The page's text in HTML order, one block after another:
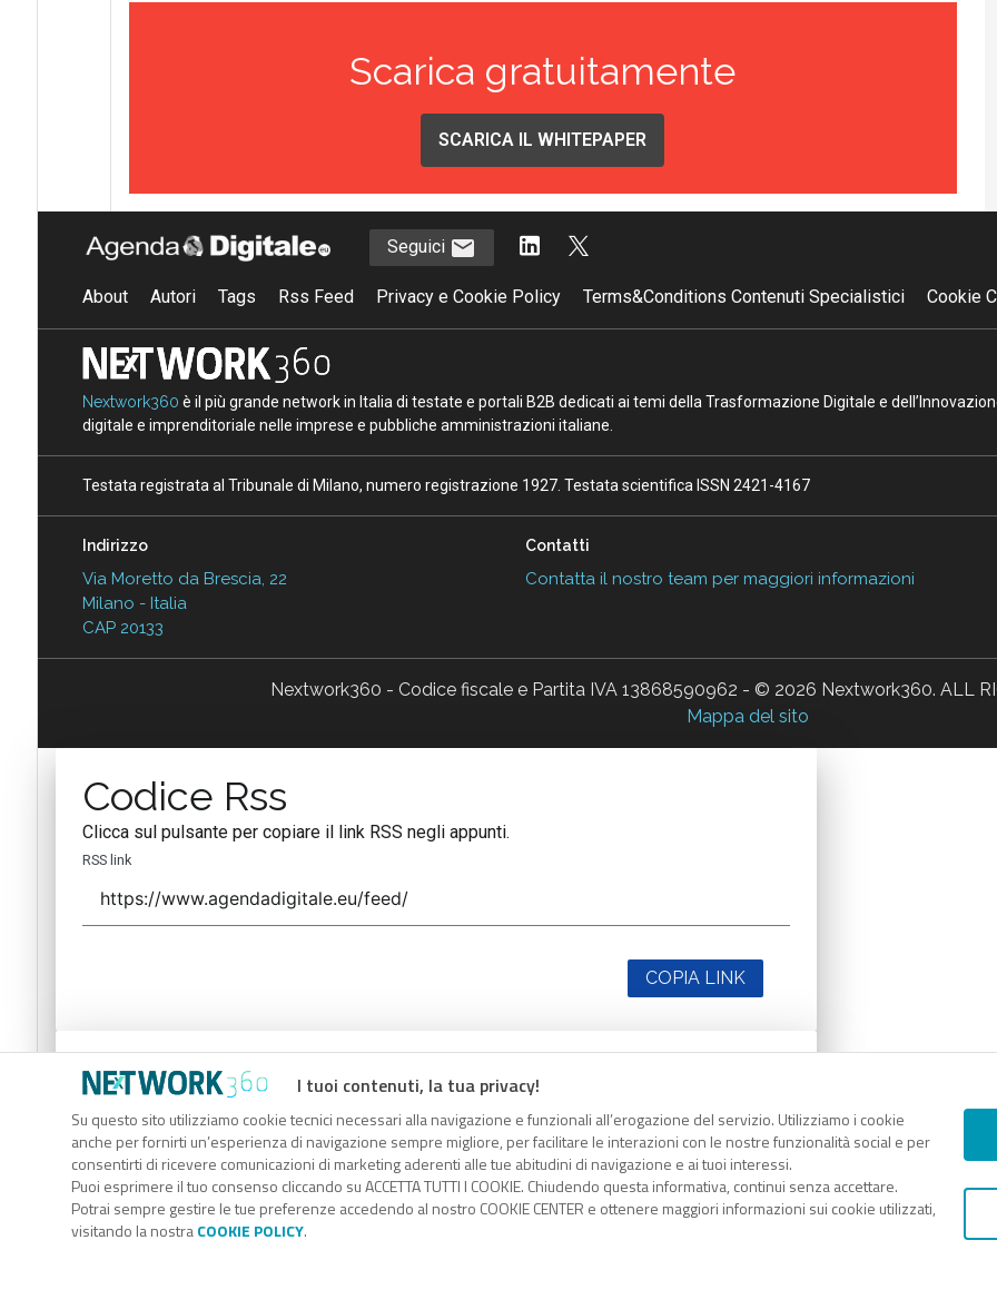
Scarica gratuitamente
SCARICA IL WHITEPAPER
I tuoi contenuti, la tua privacy!
Su questo sito utilizziamo cookie tecnici necessari alla navigazione e funzionali all’erogazione del servizio. Utilizziamo i cookie
anche per fornirti un’esperienza di navigazione sempre migliore, per facilitare le interazioni con le nostre funzionalità social e per
consentirti di ricevere comunicazioni di marketing aderenti alle tue abitudini di navigazione e ai tuoi interessi.
Puoi esprimere il tuo consenso cliccando su ACCETTA TUTTI I COOKIE. Chiudendo questa informativa, continui senza accettare.
Potrai sempre gestire le tue preferenze accedendo al nostro COOKIE CENTER e ottenere maggiori informazioni sui cookie utilizzati,
visitando la nostraCOOKIE POLICY.
Seguici
About Autori Tags Rss Feed Privacy e Cookie Policy Terms&Conditions Contenuti Specialistici Cookie
Nextwork360 è il più grande network in Italia di testate e portali B2B dedicati ai temi della Trasformazione Digitale e
digitale e imprenditoriale nelle imprese e pubbliche amministrazioni italiane.
Testata registrata al Tribunale di Milano, numero registrazione 1927. Testata scientifica ISSN 2421-4167
Indirizzo
Via Moretto da Brescia, 22
Milano - Italia
CAP 20133
Contatti
Contatta il nostro team per maggiori informazioni
Nextwork360 - Codice fiscale e Partita IVA 13868590962 - © 2026 Nextwork360. ALL
Mappa del sito
Codice Rss
Clicca sul pulsante per copiare il link RSS negli appunti.
RSS link
COPIA LINK
Codice Rss
Clicca sul pulsante per copiare il link RSS negli appunti.
RSS link